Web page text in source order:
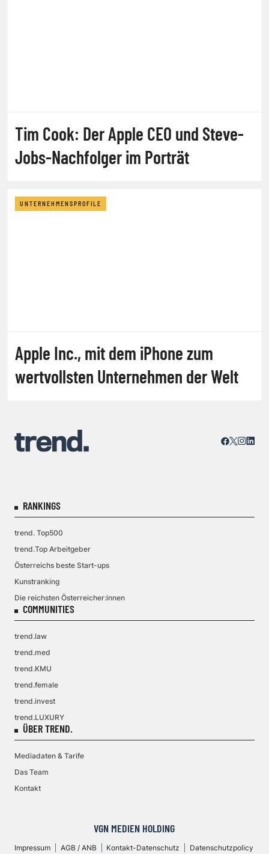
Tim Cook: Der Apple CEO und Steve-
Jobs-Nachfolger im Porträt
UNTERNEHMENSPROFILE
Apple Inc., mit dem iPhone zum
wertvollsten Unternehmen der Welt
RANKINGS
trend. Top500
trend.Top Arbeitgeber
Österreichs beste Start-ups
Kunstranking
Die reichsten Österreicher:innen
COMMUNITIES
trend.law
trend.med
trend.KMU
trend.female
trend.invest
trend.LUXURY
ÜBER TREND.
Mediadaten & Tarife
Das Team
Kontakt
VGN MEDIEN HOLDING
Impressum AGB / ANB Kontakt-Datenschutz Datenschutzpolicy